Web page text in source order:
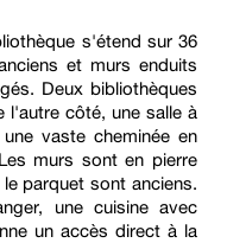
s'étend sur 36
et murs enduits
Deux bibliothèques
l'autre côté, une salle à
vaste cheminée en
murs sont en pierre
parquet sont anciens.
une cuisine avec
un accès direct à la